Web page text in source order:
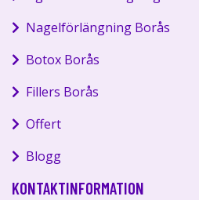
Nagelförlängning Borås
Botox Borås
Fillers Borås
Offert
Blogg
KONTAKTINFORMATION